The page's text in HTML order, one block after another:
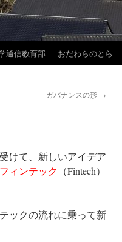
通信教育部 おだわらのとら
ガバナンスの形 →
けて、新しいアイデア
フィンテック （Fintech）
ックの流れに乗って新